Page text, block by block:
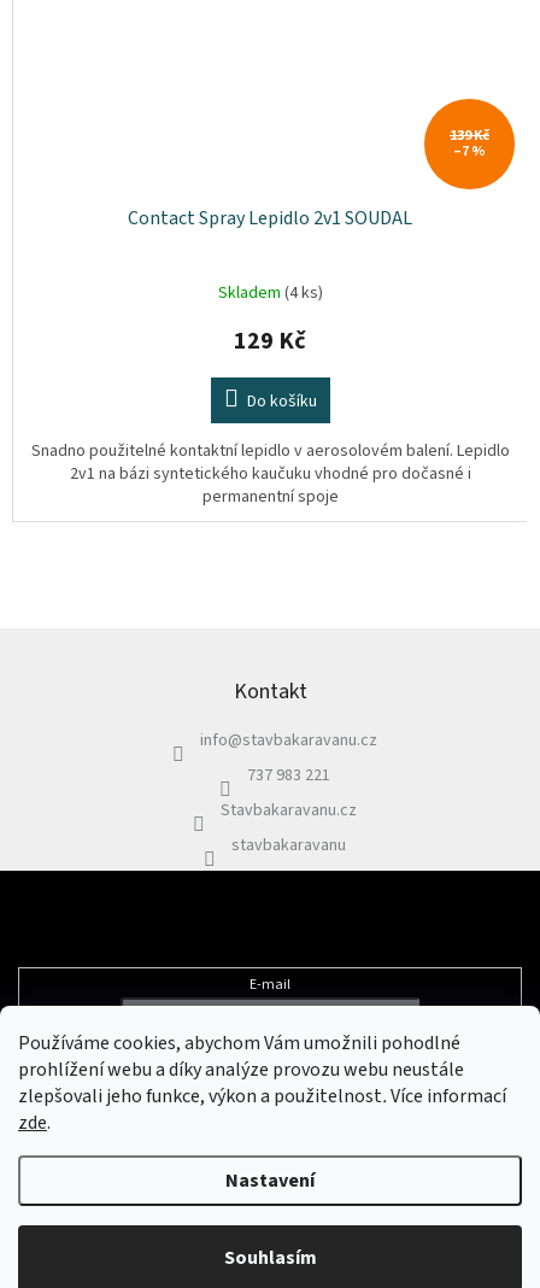
Používáme cookies, abychom Vám umožnili pohodlné
prohlížení webu a díky analýze provozu webu neustále
zlepšovali jeho funkce, výkon a použitelnost.Více informací
zde.
Nastavení
Souhlasím
139 Kč
–7 %
Contact Spray Lepidlo 2v1 SOUDAL
Skladem (4 ks)
129 Kč
Do košíku
Snadno použitelné kontaktní lepidlo v aerosolovém balení. Lepidlo
2v1 na bázi syntetického kaučuku vhodné pro dočasné i
permanentní spoje
Kontakt
info@stavbakaravanu.cz
737 983 221
Stavbakaravanu.cz
stavbakaravanu
E-mail
Vložením e-mailu souhlasíte s podmínkami ochrany osobních údajů
Vytvořil Shoptet &
. Všechna práva vyhrazena.
nastavení cookies